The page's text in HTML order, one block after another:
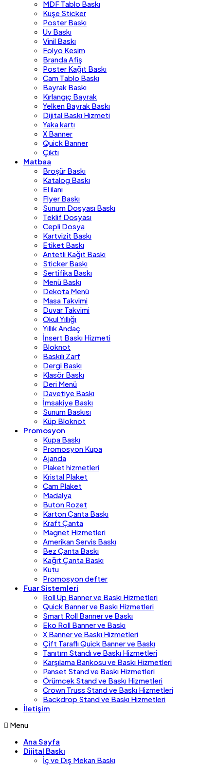
MDF Tablo Baskı
Kuşe Sticker
Poster Baskı
Uv Baskı
Vinil Baskı
Folyo Kesim
Branda Afiş
Poster Kağıt Baskı
Cam Tablo Baskı
Bayrak Baskı
Kırlangıç Bayrak
Yelken Bayrak Baskı
Dijital Baskı Hizmeti
Yaka kartı
X Banner
Quick Banner
Çıktı
Matbaa
Broşür Baskı
Katalog Baskı
El ilanı
Flyer Baskı
Sunum Dosyası Baskı
Teklif Dosyası
Cepli Dosya
Kartvizit Baskı
Etiket Baskı
Antetli Kağıt Baskı
Sticker Baskı
Sertifika Baskı
Menü Baskı
Dekota Menü
Masa Takvimi
Duvar Takvimi
Okul Yıllığı
Yıllık Andaç
İnsert Baskı Hizmeti
Bloknot
Baskılı Zarf
Dergi Baskı
Klasör Baskı
Deri Menü
Davetiye Baskı
İmsakiye Baskı
Sunum Baskısı
Küp Bloknot
Promosyon
Kupa Baskı
Promosyon Kupa
Ajanda
Plaket hizmetleri
Kristal Plaket
Cam Plaket
Madalya
Buton Rozet
Karton Çanta Baskı
Kraft Çanta
Magnet Hizmetleri
Amerikan Servis Baskı
Bez Çanta Baskı
Kağıt Çanta Baskı
Kutu
Promosyon defter
Fuar Sistemleri
Roll Up Banner ve Baskı Hizmetleri
Quick Banner ve Baskı Hizmetleri
Smart Roll Banner ve Baskı
Eko Roll Banner ve Baskı
X Banner ve Baskı Hizmetleri
Çift Taraflı Quick Banner ve Baskı
Tanıtım Standı ve Baskı Hizmetleri
Karşılama Bankosu ve Baskı Hizmetleri
Panset Stand ve Baskı Hizmetleri
Örümcek Stand ve Baskı Hizmetleri
Crown Truss Stand ve Baskı Hizmetleri
Backdrop Stand ve Baskı Hizmetleri
İletişim
Menu
Ana Sayfa
Dijital Baskı
İç ve Dış Mekan Baskı